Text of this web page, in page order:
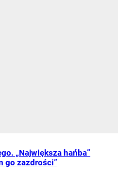
„Największa hańba”
go zazdrości”